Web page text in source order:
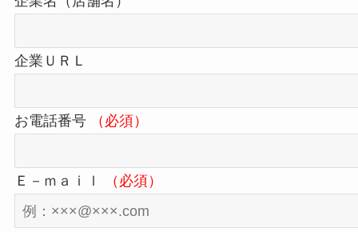
企業ＵＲＬ
お電話番号 （必須）
Ｅ－ｍａｉｌ （必須）